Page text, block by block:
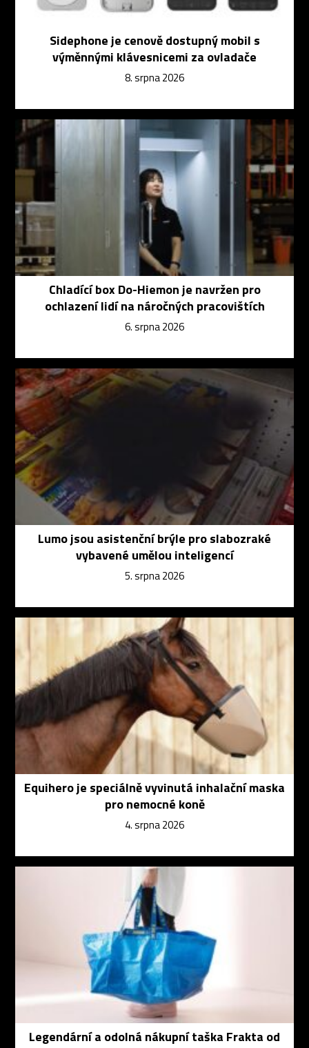
Sidephone je cenově dostupný mobil s
výměnnými klávesnicemi za ovladače
8. srpna 2026
Chladící box Do-Hiemon je navržen pro
ochlazení lidí na náročných pracovištích
6. srpna 2026
Lumo jsou asistenční brýle pro slabozraké
vybavené umělou inteligencí
5. srpna 2026
Equihero je speciálně vyvinutá inhalační maska
pro nemocné koně
4. srpna 2026
Legendární a odolná nákupní taška Frakta od